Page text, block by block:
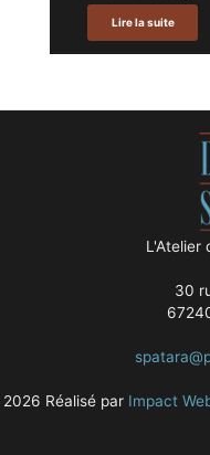
Lire la suite
L'Atelier
30
2026 Réalisé par Impact